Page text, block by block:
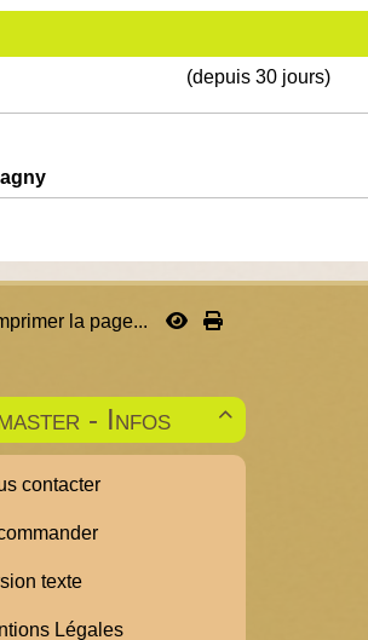
(depuis 30 jours)
la page...

- Infos
contacter
texte
Légales